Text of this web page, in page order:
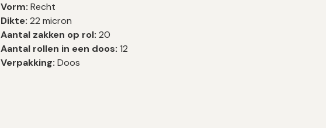
Vorm: Recht
Dikte:22 micron
Aantal zakken op rol: 20
Aantal rollen in een doos:12
Verpakking: Doos